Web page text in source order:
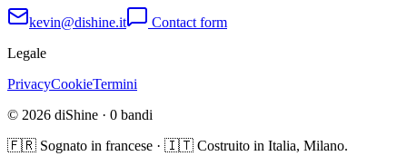
kevin@dishine.it
Contact form
Legale
PrivacyCookieTermini
© 2026 diShine · 0 bandi
🇫🇷 Sognato in francese · 🇮🇹 Costruito in Italia, Milano.